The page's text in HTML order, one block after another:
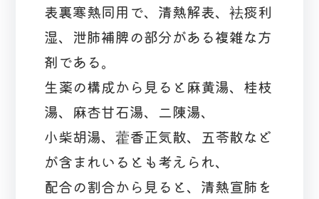
表裏寒熱同用で、清熱解表、袪痰利
湿、泄肺補脾の部分がある複雑な方
剤である。
生薬の構成から見ると麻黄湯、桂枝
湯、麻杏甘石湯、二陳湯、
小柴胡湯、藿香正気散、五苓散など
が含まれいるとも考えられ、
配合の割合から見ると、清熱宣肺を